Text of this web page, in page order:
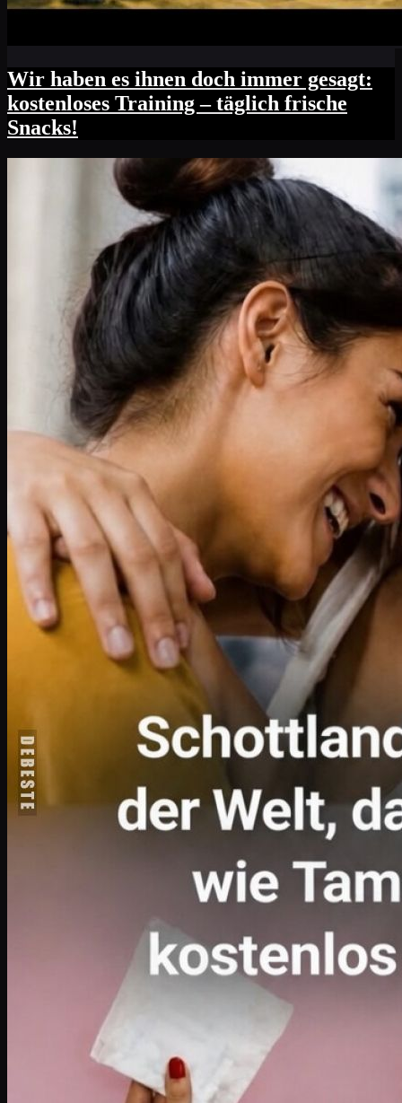
Wir haben es ihnen doch immer gesagt:
kostenloses Training – täglich frische
Snacks!